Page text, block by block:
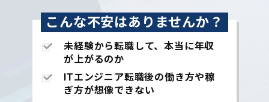
こんな不安はありませんか？
未経験から転職して、本当に年収
が上がるのか
ITエンジニア転職後の働き方や稼
ぎ方が想像できない